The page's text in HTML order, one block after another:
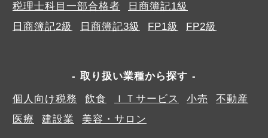
税理士科目一部合格者
日商簿記1級
日商簿記2級
日商簿記3級 FP1級 FP2級
取り扱い業種から探す
個人向け税務
飲食 ＩＴサービス 小売
不動産
医療
建設業 美容・サロン